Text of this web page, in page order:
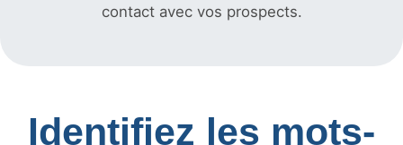
contact avec vos prospects.
Identifiez les mots-